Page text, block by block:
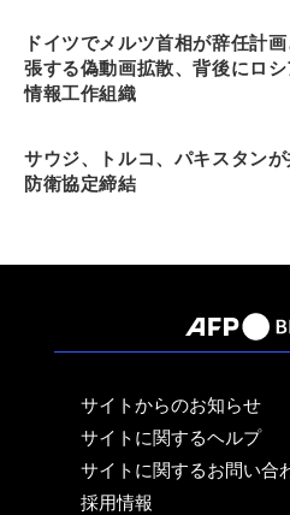
ドイツでメルツ首相が辞任計
張する偽動画拡散、背後にロ
情報工作組織
サウジ、トルコ、パキスタンが
防衛協定締結
サイトからのお知らせ
サイトに関するヘルプ
サイトに関するお問い合
採用情報